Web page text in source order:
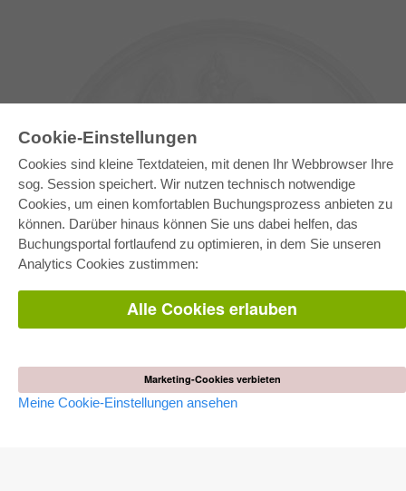
Cookie-Einstellungen
Cookies sind kleine Textdateien, mit denen Ihr Webbrowser Ihre
sog. Session speichert. Wir nutzen technisch notwendige
Cookies, um einen komfortablen Buchungsprozess anbieten zu
können. Darüber hinaus können Sie uns dabei helfen, das
Buchungsportal fortlaufend zu optimieren, in dem Sie unseren
Analytics Cookies zustimmen:
Alle Cookies erlauben
Marketing-Cookies verbieten
Meine Cookie-Einstellungen ansehen
E-COLLECTION
Gesamtpaket
Fachbereichspakete
Bereitstellung von E-Books
Häufig gestellte Fragen (FAQ)
AGB